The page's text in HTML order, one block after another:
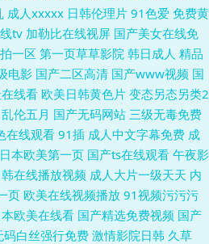
成人xxxxx 日韩伦理片 91色爱 免费黄
tv 加勒比在线视屏 国产美女在线免
一区 第一页草草影院 韩日成人 精品
电影 国产二区高清 国产www视频 国
线看 欧美日韩黄色片 变态另态另类2
乱伦五月 国产无码网站 三级无毒免费
在线观看 91插 成人中文字幕免费 成
日本欧美第一页 国产ts在线观看 午夜影
韩在线播放视频 成人大片一级天天 内
页 欧美在线视频播放 91视频污污污
本欧美在线看 国产精选免费视频 国产
码白丝强行免费 激情影院日韩 久草